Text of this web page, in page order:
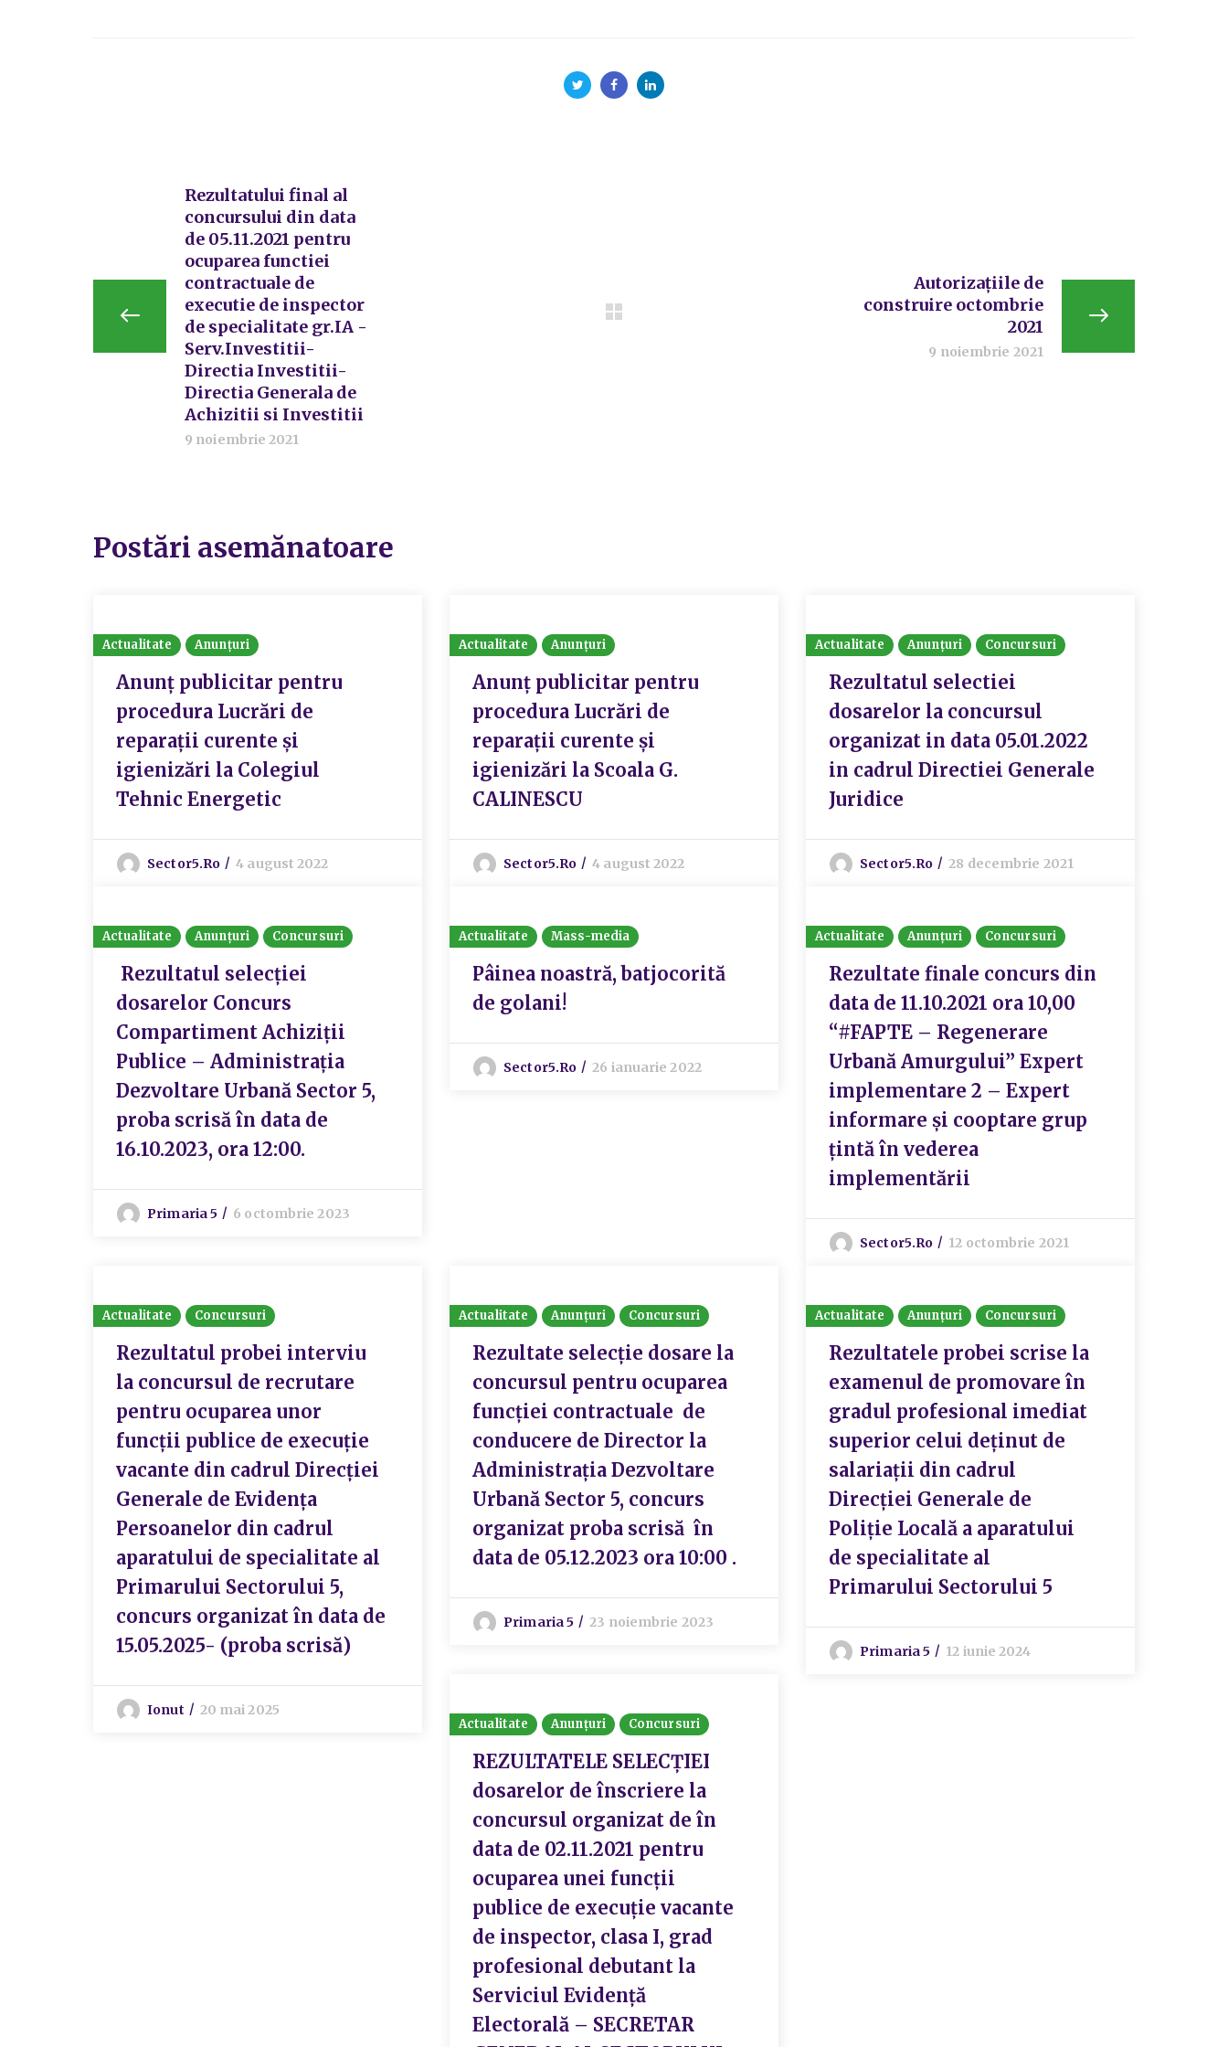
Rezultatului final al
concursului din data
de 05.11.2021 pentru
ocuparea functiei
contractuale de
executie de inspector
de specialitate gr.IA -
Serv.Investitii-
Directia Investitii-
Directia Generala de
Achizitii si Investitii
9 noiembrie 2021
Autorizațiile de
construire octombrie
2021
9 noiembrie 2021
Postări asemănatoare
Actualitate Anunțuri
Anunț publicitar pentru
procedura Lucrări de
reparații curente și
igienizări la Colegiul
Tehnic Energetic
Sector5.ro 4 august 2022
Actualitate Anunțuri
Anunț publicitar pentru
procedura Lucrări de
reparații curente și
igienizări la Scoala G.
CALINESCU
Sector5.ro 4 august 2022
Actualitate Anunțuri Concursuri
Rezultatul selectiei
dosarelor la concursul
organizat in data 05.01.2022
in cadrul Directiei Generale
Juridice
Sector5.ro 28 decembrie 2021
Actualitate Anunțuri Concursuri
Rezultatul selecției
dosarelor Concurs
Compartiment Achiziții
Publice – Administrația
Dezvoltare Urbană Sector 5,
proba scrisă în data de
16.10.2023, ora 12:00.
Primaria 5 6 octombrie 2023
Actualitate Mass-media
Pâinea noastră, batjocorită
de golani!
Sector5.ro 26 ianuarie 2022
Actualitate Anunțuri Concursuri
Rezultate finale concurs din
data de 11.10.2021 ora 10,00
“#FAPTE – Regenerare
Urbană Amurgului” Expert
implementare 2 – Expert
informare și cooptare grup
țintă în vederea
implementării
Sector5.ro 12 octombrie 2021
Actualitate Concursuri
Rezultatul probei interviu
la concursul de recrutare
pentru ocuparea unor
funcții publice de execuție
vacante din cadrul Direcției
Generale de Evidența
Persoanelor din cadrul
aparatului de specialitate al
Primarului Sectorului 5,
concurs organizat în data de
15.05.2025- (proba scrisă)
Ionut 20 mai 2025
Actualitate Anunțuri Concursuri
Rezultate selecție dosare la
concursul pentru ocuparea
funcției contractuale de
conducere de Director la
Administrația Dezvoltare
Urbană Sector 5, concurs
organizat proba scrisă în
data de 05.12.2023 ora 10:00 .
Primaria 5 23 noiembrie 2023
Actualitate Anunțuri Concursuri
Rezultatele probei scrise la
examenul de promovare în
gradul profesional imediat
superior celui deținut de
salariații din cadrul
Direcției Generale de
Poliție Locală a aparatului
de specialitate al
Primarului Sectorului 5
Primaria 5 12 iunie 2024
Actualitate Anunțuri Concursuri
REZULTATELE SELECŢIEI
dosarelor de înscriere la
concursul organizat de în
data de 02.11.2021 pentru
ocuparea unei funcții
publice de execuție vacante
de inspector, clasa I, grad
profesional debutant la
Serviciul Evidență
Electorală – SECRETAR